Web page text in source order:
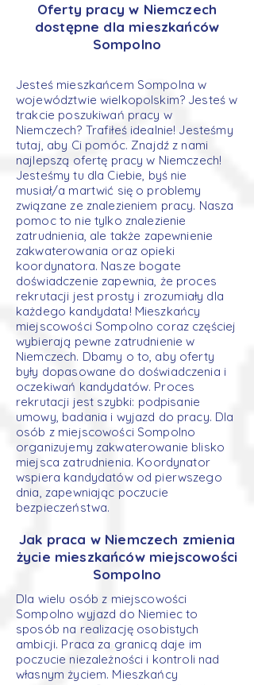
Oferty pracy w Niemczech
dostępne dla mieszkańców
Sompolno
Jesteś mieszkańcem Sompolna w
województwie wielkopolskim? Jesteś w
trakcie poszukiwań pracy w
Niemczech? Trafiłeś idealnie! Jesteśmy
tutaj, aby Ci pomóc. Znajdź z nami
najlepszą ofertę pracy w Niemczech!
Jesteśmy tu dla Ciebie, byś nie
musiał/a martwić się o problemy
związane ze znalezieniem pracy. Nasza
pomoc to nie tylko znalezienie
zatrudnienia, ale także zapewnienie
zakwaterowania oraz opieki
koordynatora. Nasze bogate
doświadczenie zapewnia, że proces
rekrutacji jest prosty i zrozumiały dla
każdego kandydata! Mieszkańcy
miejscowości Sompolno coraz częściej
wybierają pewne zatrudnienie w
Niemczech. Dbamy o to, aby oferty
były dopasowane do doświadczenia i
oczekiwań kandydatów. Proces
rekrutacji jest szybki: podpisanie
umowy, badania i wyjazd do pracy. Dla
osób z miejscowości Sompolno
organizujemy zakwaterowanie blisko
miejsca zatrudnienia. Koordynator
wspiera kandydatów od pierwszego
dnia, zapewniając poczucie
bezpieczeństwa.
Jak praca w Niemczech zmienia
życie mieszkańców miejscowości
Sompolno
Dla wielu osób z miejscowości
Sompolno wyjazd do Niemiec to
sposób na realizację osobistych
ambicji. Praca za granicą daje im
poczucie niezależności i kontroli nad
własnym życiem. Mieszkańcy